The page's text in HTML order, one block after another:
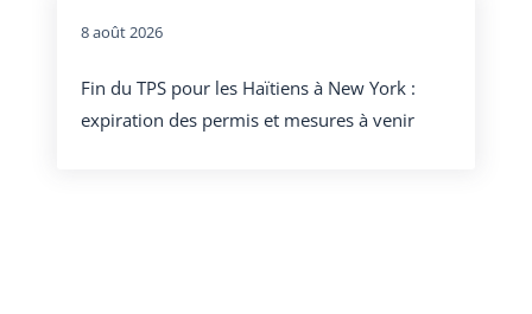
8 août 2026
Fin du TPS pour les Haïtiens à New York :
expiration des permis et mesures à venir